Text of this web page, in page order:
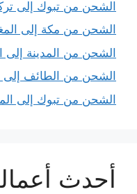
الشحن من تبوك إلى
الشحن من مكة إلى
الشحن من المدينة إلى
الشحن من الطائف إلى
الشحن من تبوك إلى
أحدث